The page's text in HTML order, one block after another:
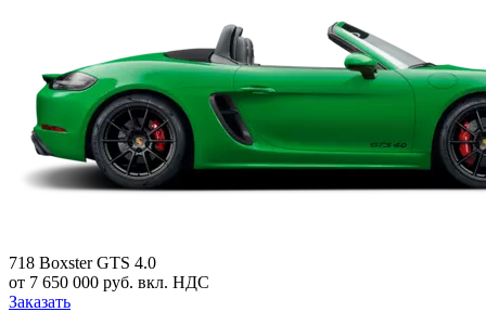
718 Boxster GTS 4.0
от 7 650 000 руб. вкл. НДС
Заказать